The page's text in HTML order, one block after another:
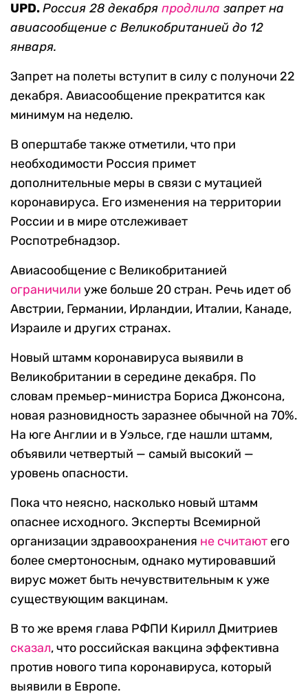
UPD.Россия 28 декабря продлила запрет на
авиасообщение с Великобританией до 12
января.
Запрет на полеты вступит в силу с полуночи 22
декабря. Авиасообщение прекратится как
минимум на неделю.
В оперштабе также отметили, что при
необходимости Россия примет
дополнительные меры в связи с мутацией
коронавируса. Его изменения на территории
России и в мире отслеживает
Роспотребнадзор.
Авиасообщение с Великобританией
ограничили уже больше 20 стран. Речь идет об
Австрии, Германии, Ирландии, Италии, Канаде,
Израиле и других странах.
Новый штамм коронавируса выявили в
Великобритании в середине декабря. По
словам премьер-министра Бориса Джонсона,
новая разновидность заразнее обычной на 70%.
На юге Англии и в Уэльсе, где нашли штамм,
объявили четвертый — самый высокий —
уровень опасности.
Пока что неясно, насколько новый штамм
опаснее исходного. Эксперты Всемирной
организации здравоохранения не считаютего
более смертоносным, однако мутировавший
вирус может быть нечувствительным к уже
существующим вакцинам.
В то же время глава РФПИ Кирилл Дмитриев
сказал, что российская вакцина эффективна
против нового типа коронавируса, который
выявили в Европе.